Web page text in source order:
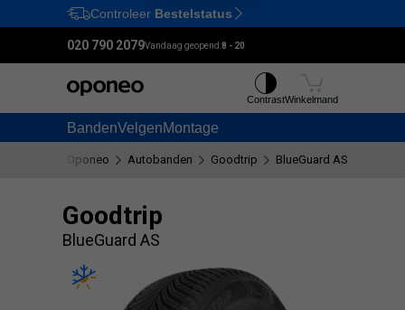
Ctrl M
Controleer Bestelstatus
020 790 2079Vandaag geopend:8 - 20
BandenVelgenMontage
ContrastWinkelmand
Oponeo Autobanden Goodtrip BlueGuard AS
Goodtrip
BlueGuard AS